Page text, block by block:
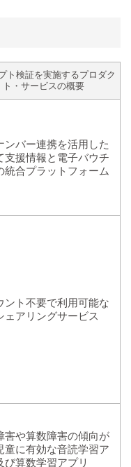
ト検証を実施するプロダク
ト・サービスの概要
ンバー連携を活用した
支援情報と電子バウチ
統合プラットフォーム
ント不要で利用可能な
ェアリングサービス
害や算数障害の傾向が
童に有効な音読学習ア
び算数学習アプリ